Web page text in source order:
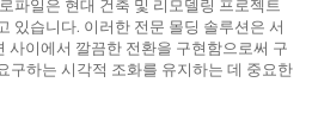
파일은 현대 건축 및 리모델링 프로젝트
있습니다. 이러한 전문 몰딩 솔루션은 서
사이에서 깔끔한 전환을 구현함으로써 구
구하는 시각적 조화를 유지하는 데 중요한